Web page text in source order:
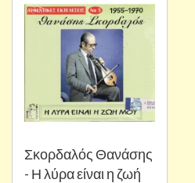
Σκορδαλός Θανάσης
- Η λύρα είναι η ζωή